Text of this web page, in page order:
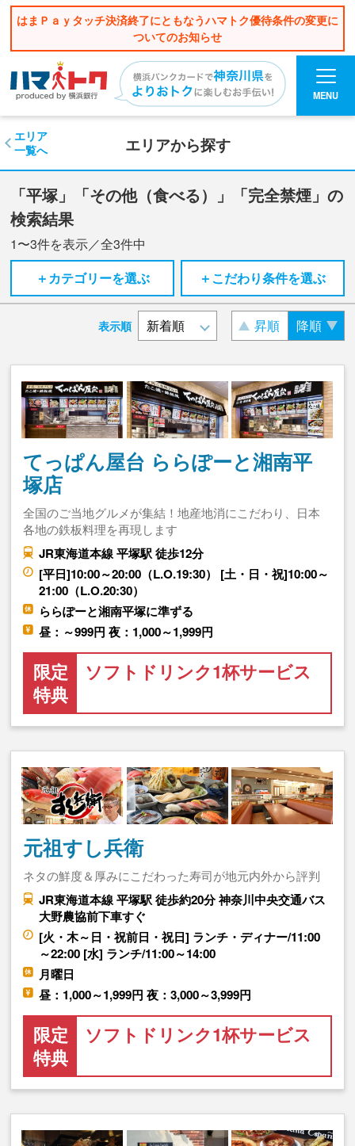
はまＰａｙタッチ決済終了にともなうハマトク優待条件の変更に
ついてのお知らせ
MENU
エリアから探す
エリア
一覧へ
「平塚」「その他（食べる）」「完全禁煙」の
検索結果
1〜3件を表示／全3件中
＋カテゴリーを選ぶ
＋こだわり条件を選ぶ
表示順 昇順 降順
てっぱん屋台 ららぽーと湘南平
塚店
全国のご当地グルメが集結！地産地消にこだわり、日本
各地の鉄板料理を再現します
JR東海道本線 平塚駅 徒歩12分
[平日]10:00～20:00（L.O.19:30） [土・日・祝]10:00～
21:00（L.O.20:30）
ららぽーと湘南平塚に準ずる
昼：～999円 夜：1,000～1,999円
限定
特典
ソフトドリンク1杯サービス
元祖すし兵衛
ネタの鮮度＆厚みにこだわった寿司が地元内外から評判
JR東海道本線 平塚駅 徒歩約20分 神奈川中央交通バス
大野農協前下車すぐ
[火・木～日・祝前日・祝日] ランチ・ディナー/11:00
～22:00 [水] ランチ/11:00～14:00
月曜日
昼：1,000～1,999円 夜：3,000～3,999円
限定
特典
ソフトドリンク1杯サービス